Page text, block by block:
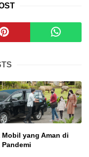
Mobil yang Aman di
Pandemi